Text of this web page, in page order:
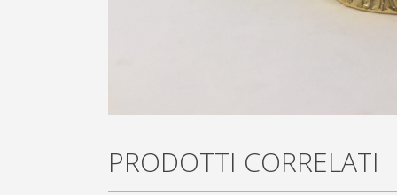
PRODOTTI CORRELATI